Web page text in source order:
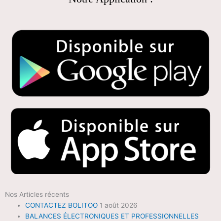
Nos Articles récents
CONTACTEZ BOLITOO 1 août 2026
BALANCES ÉLECTRONIQUES ET PROFESSIONNELLES